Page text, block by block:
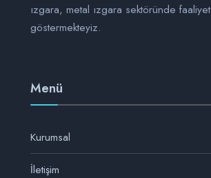
ızgara, metal ızgara sektöründe faaliyet
göstermekteyiz.
Menü
Kurumsal
İletişim